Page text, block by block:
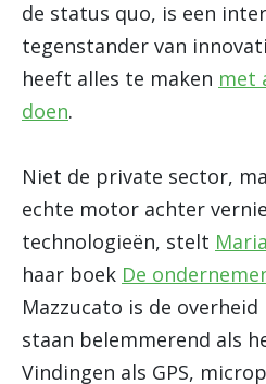
de status quo, is een
tegenstander van
heeft alles te maken met
doen.
Niet de private sector,
echte motor achter
technologieën, stelt
haar boek De
Mazzucato is de
staan belemmerend als
Vindingen als GPS,